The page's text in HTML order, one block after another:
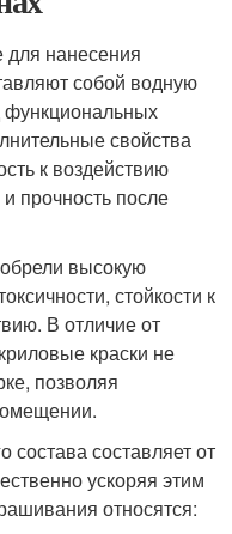
нанесения
собой водную
свойства
к воздействию
и прочность после
высокую
стойкости к
В отличие от
краски не
позволяя
состава составляет от
ускоряя этим
относятся: